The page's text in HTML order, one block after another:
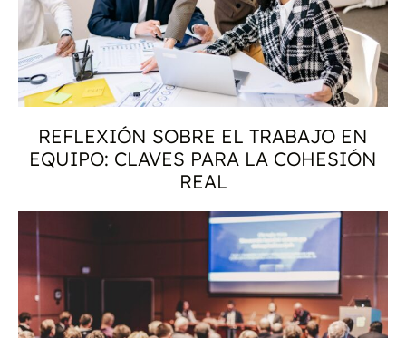
REFLEXIÓN SOBRE EL TRABAJO EN
EQUIPO: CLAVES PARA LA COHESIÓN
REAL